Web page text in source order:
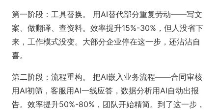
第一阶段：工具替换。 用AI替代部分重复劳动——写文
案、做翻译、查资料。效率提升15%-30%，但人没省下
来，工作模式没变。大部分企业停在这一步，还沾沾自
喜。
第二阶段：流程重构。 把AI嵌入业务流程——合同审核
用AI初筛，客服用AI一线应答，数据分析用AI自动出报
告。效率提升50%-80%，团队开始精简。到了这一步，